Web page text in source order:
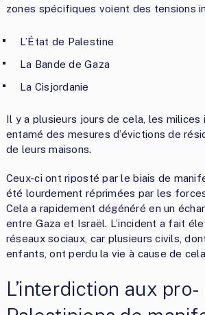
zones spécifiques voient des tensions
L’État de Palestine
La Bande de Gaza
La Cisjordanie
Il y a plusieurs jours de cela, les milices
entamé des mesures d’évictions de
de leurs maisons.
Ceux-ci ont riposté par le biais de
été lourdement réprimées par les
Cela a rapidement dégénéré en un
entre Gaza et Israël. L’incident a fait
réseaux sociaux, car plusieurs civils,
enfants, ont perdu la vie à cause de
L’interdiction aux pro-